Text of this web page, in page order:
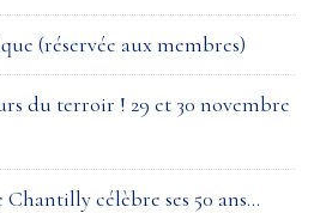
(réservée aux membres)
du terroir ! 29 et 30 novembre
Chantilly célèbre ses 50 ans…